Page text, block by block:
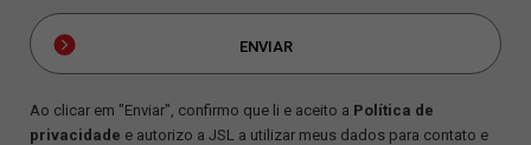
Ao clicar em "Enviar", confirmo que li e aceito a Política de
privacidade e autorizo a JSL a utilizar meus dados para contato e